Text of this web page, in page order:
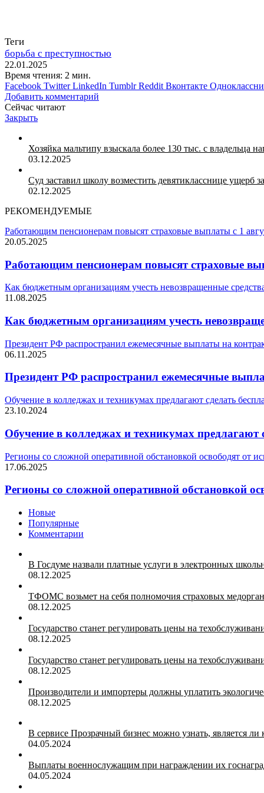
Теги
борьба с преступностью
22.01.2025
Время чтения: 2 мин.
Facebook Twitter LinkedIn Tumblr Reddit Вконтакте
Добавить комментарий
Сейчас читают
Закрыть
Хозяйка мальтипу взыскала более 130 тыс. с
03.12.2025
Суд заставил школу возместить девятикласснице
02.12.2025
РЕКОМЕНДУЕМЫЕ
Работающим пенсионерам повысят страховые выплаты с 1
20.05.2025
Работающим пенсионерам повысят страховые
Как бюджетным организациям учесть невозвращенные
11.08.2025
Как бюджетным организациям учесть
Президент РФ распространил ежемесячные выплаты на
06.11.2025
Президент РФ распространил ежемесячные
Обучение в колледжах и техникумах предлагают сделать
23.10.2024
Обучение в колледжах и техникумах
Регионы со сложной оперативной обстановкой освободят от
17.06.2025
Регионы со сложной оперативной обстановкой
Новые
Популярные
Комментарии
В Госдуме назвали платные услуги в электронных
08.12.2025
ТФОМС возьмет на себя полномочия страховых
08.12.2025
Государство станет регулировать цены на
08.12.2025
Государство станет регулировать цены на
08.12.2025
Производители и импортеры должны уплатить
08.12.2025
В сервисе Прозрачный бизнес можно узнать, является
04.05.2024
Выплаты военнослужащим при награждении их
04.05.2024